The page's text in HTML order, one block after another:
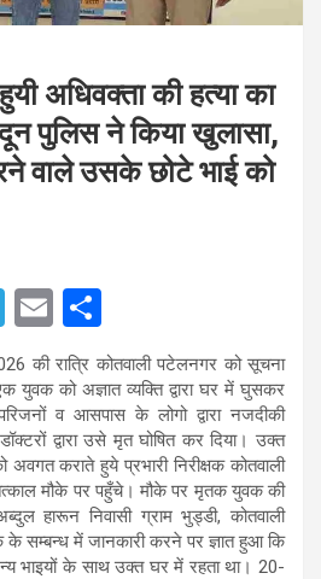
अधिवक्ता की हत्या का
पुलिस ने किया खुलासा,
वाले उसके छोटे भाई को
T
el
e
gr
a
m
E
m
ail
h
ar
e
की रात्रि कोतवाली पटेलनगर को सूचना
युवक को अज्ञात व्यक्ति द्वारा घर में घुसकर
व आसपास के लोगो द्वारा नजदीकी
द्वारा उसे मृत घोषित कर दिया। उक्त
अवगत कराते हुये प्रभारी निरीक्षक कोतवाली
मौके पर पहुँचे। मौके पर मृतक युवक की
हारून निवासी ग्राम भुड्डी, कोतवाली
सम्बन्ध में जानकारी करने पर ज्ञात हुआ कि
भाइयों के साथ उक्त घर में रहता था। 20-